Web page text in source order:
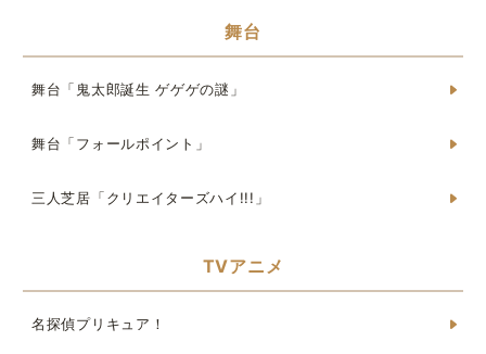
舞台
舞台「鬼太郎誕生 ゲゲゲの謎」
舞台「フォールポイント」
三人芝居「クリエイターズハイ!!!」
TVアニメ
名探偵プリキュア！